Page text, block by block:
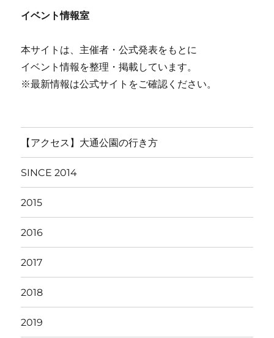
イベント情報室
本サイトは、主催者・公式発表をもとに
イベント情報を整理・掲載しています。
※最新情報は公式サイトをご確認ください。
【アクセス】大通公園の行き方
SINCE 2014
2015
2016
2017
2018
2019